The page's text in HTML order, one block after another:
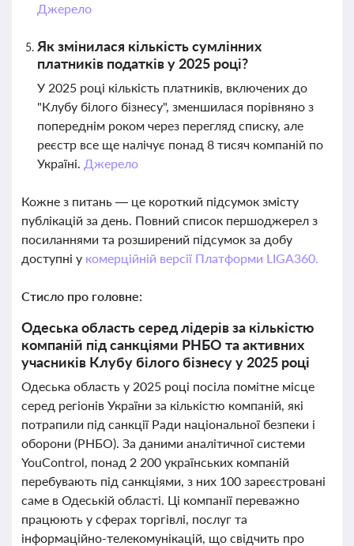
Джерело
Як змінилася кількість сумлінних
платників податків у 2025 році?
У 2025 році кількість платників, включених до
"Клубу білого бізнесу", зменшилася порівняно з
попереднім роком через перегляд списку, але
реєстр все ще налічує понад 8 тисяч компаній по
Україні. Джерело
Кожне з питань — це короткий підсумок змісту
публікацій за день. Повний список першоджерел з
посиланнями та розширений підсумок за добу
доступні у комерційній версії Платформи LIGA360.
Стисло про головне:
Одеська область серед лідерів за кількістю
компаній під санкціями РНБО та активних
учасників Клубу білого бізнесу у 2025 році
Одеська область у 2025 році посіла помітне місце
серед регіонів України за кількістю компаній, які
потрапили під санкції Ради національної безпеки і
оборони (РНБО). За даними аналітичної системи
YouControl, понад 2 200 українських компаній
перебувають під санкціями, з них 100 зареєстровані
саме в Одеській області. Ці компанії переважно
працюють у сферах торгівлі, послуг та
інформаційно-телекомунікацій, що свідчить про